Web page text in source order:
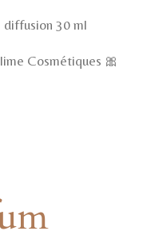
diffusion 30 ml
Cosmétiques 🎀